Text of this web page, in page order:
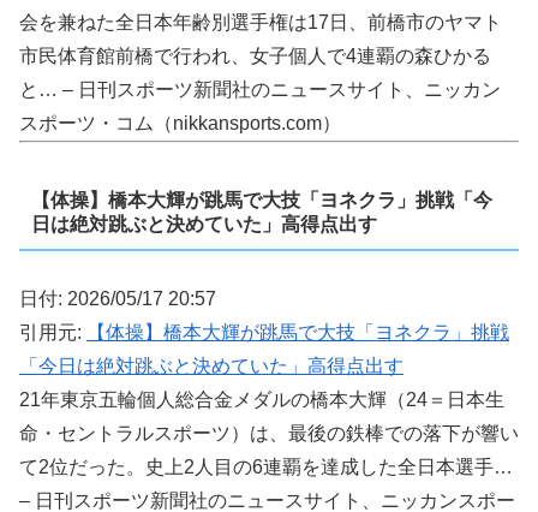
会を兼ねた全日本年齢別選手権は17日、前橋市のヤマト
市民体育館前橋で行われ、女子個人で4連覇の森ひかる
と… – 日刊スポーツ新聞社のニュースサイト、ニッカン
スポーツ・コム（nikkansports.com）
【体操】橋本大輝が跳馬で大技「ヨネクラ」挑戦「今
日は絶対跳ぶと決めていた」高得点出す
日付: 2026/05/17 20:57
引用元:
【体操】橋本大輝が跳馬で大技「ヨネクラ」挑戦
「今日は絶対跳ぶと決めていた」高得点出す
21年東京五輪個人総合金メダルの橋本大輝（24＝日本生
命・セントラルスポーツ）は、最後の鉄棒での落下が響い
て2位だった。史上2人目の6連覇を達成した全日本選手…
– 日刊スポーツ新聞社のニュースサイト、ニッカンスポー